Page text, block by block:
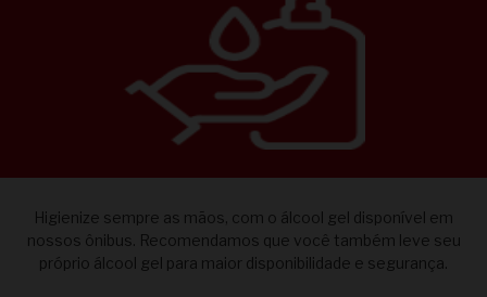
Higienize sempre as mãos, com o álcool gel disponível em
nossos ônibus. Recomendamos que você também leve seu
próprio álcool gel para maior disponibilidade e segurança.